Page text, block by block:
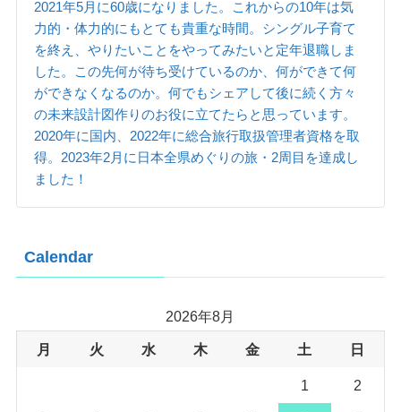
2021年5月に60歳になりました。これからの10年は気
力的・体力的にもとても貴重な時間。シングル子育て
を終え、やりたいことをやってみたいと定年退職しま
した。この先何が待ち受けているのか、何ができて何
ができなくなるのか。何でもシェアして後に続く方々
の未来設計図作りのお役に立てたらと思っています。
2020年に国内、2022年に総合旅行取扱管理者資格を取
得。2023年2月に日本全県めぐりの旅・2周目を達成し
ました！
Calendar
2026年8月
月 火 水 木 金 土 日
1 2